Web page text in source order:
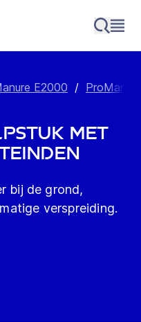
E2000 /
met
bij de grond,
verspreiding.